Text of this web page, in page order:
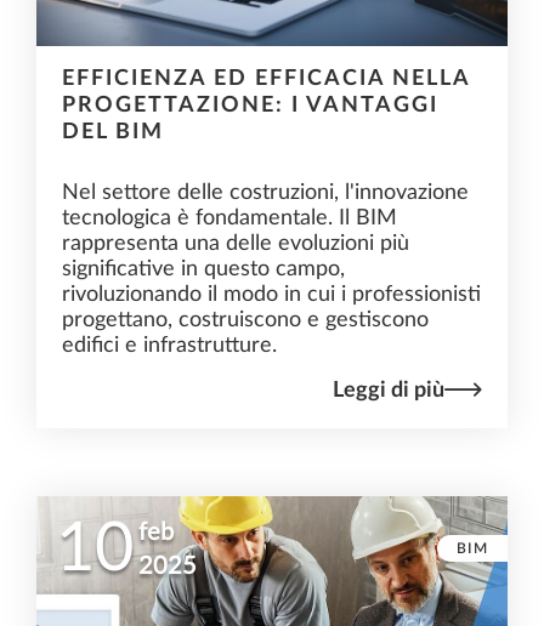
EFFICIENZA ED EFFICACIA NELLA
PROGETTAZIONE: I VANTAGGI
DEL BIM
Nel settore delle costruzioni, l'innovazione
tecnologica è fondamentale. Il BIM
rappresenta una delle evoluzioni più
significative in questo campo,
rivoluzionando il modo in cui i professionisti
progettano, costruiscono e gestiscono
edifici e infrastrutture.
Leggi di più
10 feb
2025
BIM